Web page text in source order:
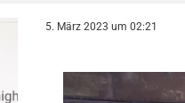
5. März 2023 um 02:21